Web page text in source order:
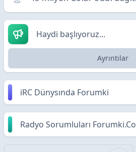
Haydi başlıyoruz...
Ayrıntılar
iRC Dünysında Forumki
Radyo Sorumluları